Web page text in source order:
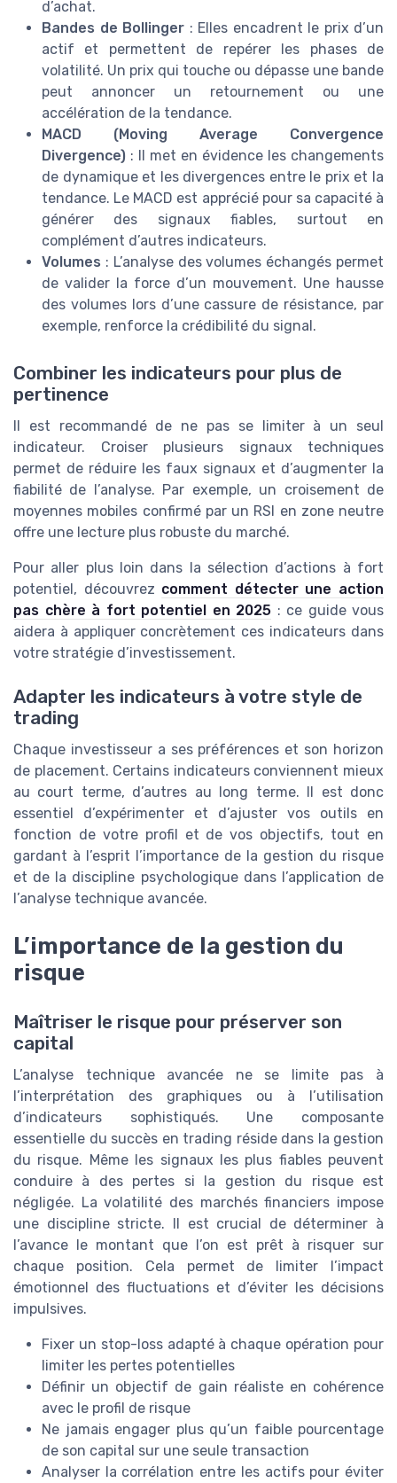
d’achat.
Bandes de Bollinger : Elles encadrent le prix d’un
actif et permettent de repérer les phases de
volatilité. Un prix qui touche ou dépasse une bande
peut annoncer un retournement ou une
accélération de la tendance.
MACD (Moving Average Convergence
Divergence) : Il met en évidence les changements
de dynamique et les divergences entre le prix et la
tendance. Le MACD est apprécié pour sa capacité à
générer des signaux fiables, surtout en
complément d’autres indicateurs.
Volumes : L’analyse des volumes échangés permet
de valider la force d’un mouvement. Une hausse
des volumes lors d’une cassure de résistance, par
exemple, renforce la crédibilité du signal.
Combiner les indicateurs pour plus de
pertinence
Il est recommandé de ne pas se limiter à un seul
indicateur. Croiser plusieurs signaux techniques
permet de réduire les faux signaux et d’augmenter la
fiabilité de l’analyse. Par exemple, un croisement de
moyennes mobiles confirmé par un RSI en zone neutre
offre une lecture plus robuste du marché.
Pour aller plus loin dans la sélection d’actions à fort
potentiel, découvrez comment détecter une action
pas chère à fort potentiel en 2025 : ce guide vous
aidera à appliquer concrètement ces indicateurs dans
votre stratégie d’investissement.
Adapter les indicateurs à votre style de
trading
Chaque investisseur a ses préférences et son horizon
de placement. Certains indicateurs conviennent mieux
au court terme, d’autres au long terme. Il est donc
essentiel d’expérimenter et d’ajuster vos outils en
fonction de votre profil et de vos objectifs, tout en
gardant à l’esprit l’importance de la gestion du risque
et de la discipline psychologique dans l’application de
l’analyse technique avancée.
L’importance de la gestion du
risque
Maîtriser le risque pour préserver son
capital
L’analyse technique avancée ne se limite pas à
l’interprétation des graphiques ou à l’utilisation
d’indicateurs sophistiqués. Une composante
essentielle du succès en trading réside dans la gestion
du risque. Même les signaux les plus fiables peuvent
conduire à des pertes si la gestion du risque est
négligée. La volatilité des marchés financiers impose
une discipline stricte. Il est crucial de déterminer à
l’avance le montant que l’on est prêt à risquer sur
chaque position. Cela permet de limiter l’impact
émotionnel des fluctuations et d’éviter les décisions
impulsives.
Fixer un stop-loss adapté à chaque opération pour
limiter les pertes potentielles
Définir un objectif de gain réaliste en cohérence
avec le profil de risque
Ne jamais engager plus qu’un faible pourcentage
de son capital sur une seule transaction
Analyser la corrélation entre les actifs pour éviter